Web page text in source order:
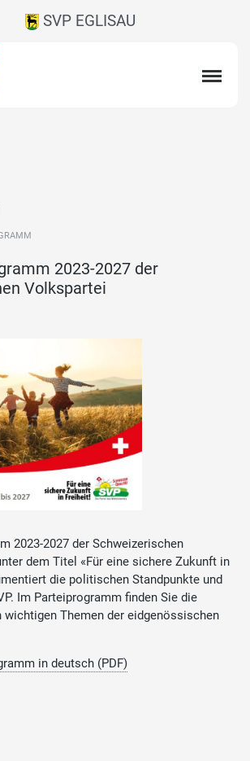
SVP EGLISAU
2023-2027 der
Volkspartei
2023-2027 der Schweizerischen
dem Titel «Für eine sichere Zukunft in
die politischen Standpunkte und
Im Parteiprogramm finden Sie die
wichtigen Themen der eidgenössischen
in deutsch (PDF)